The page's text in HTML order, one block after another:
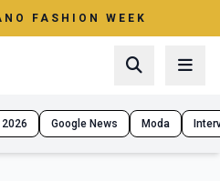
FASHION WEEK
Google News Moda